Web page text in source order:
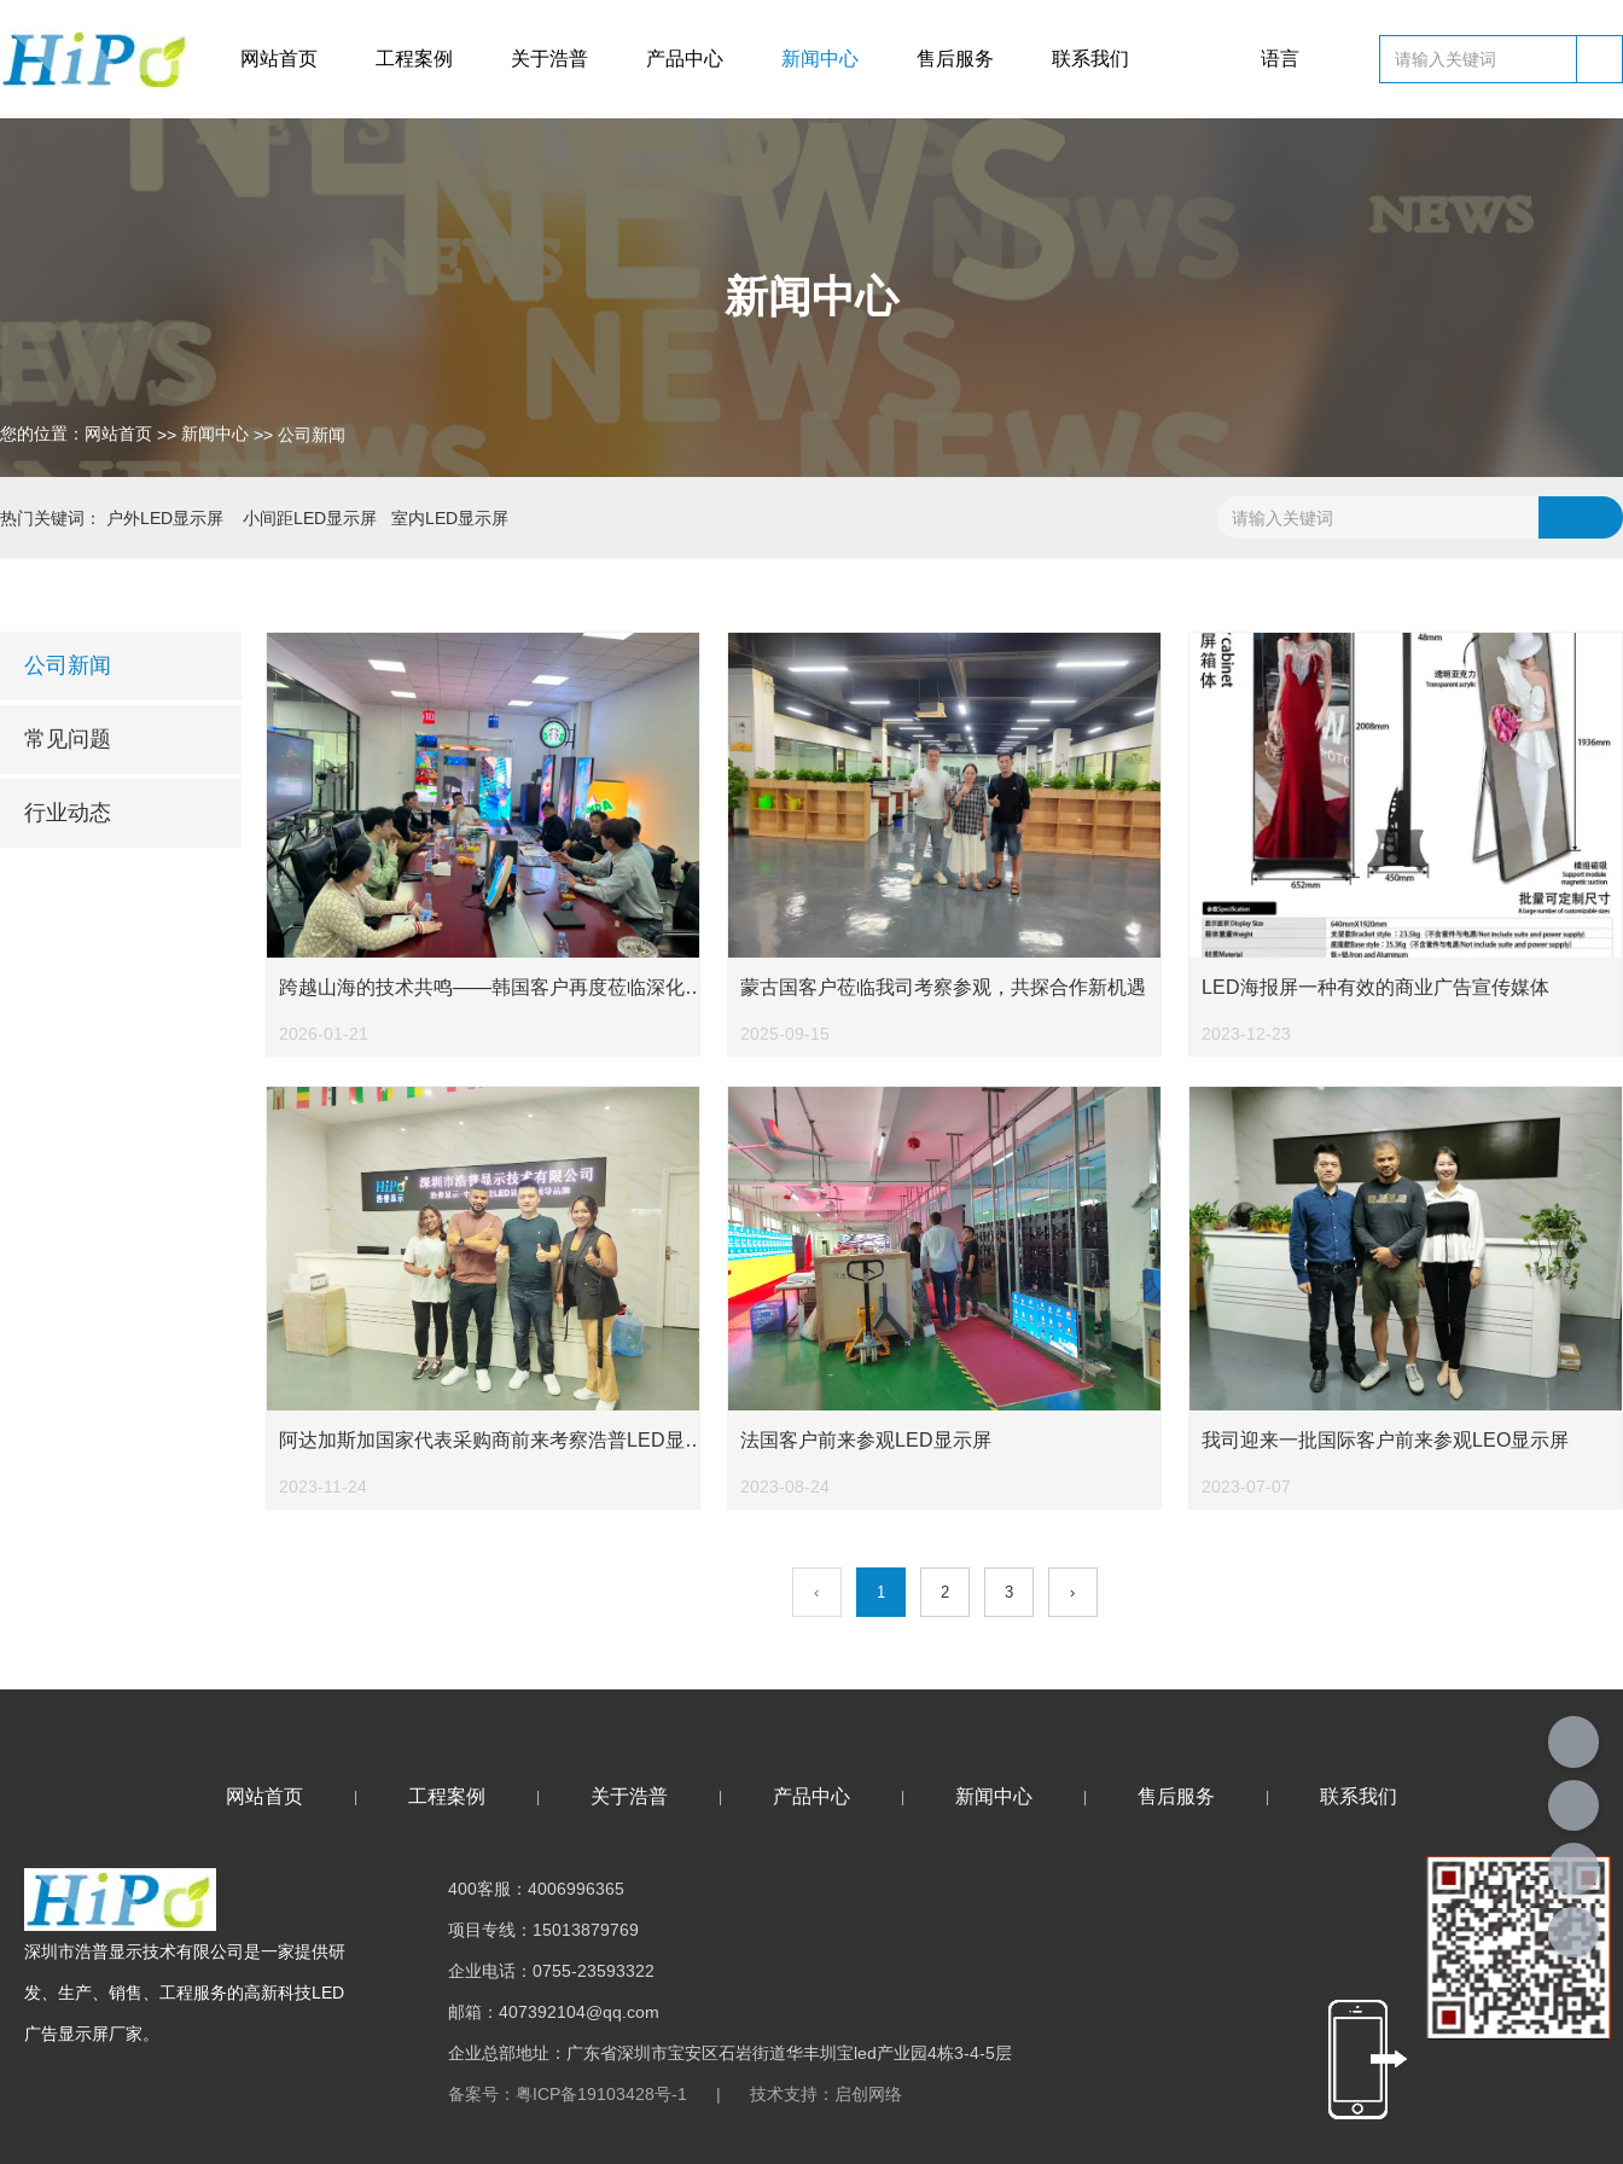
网站首页 工程案例 关于浩普 产品中心 新闻中心 售后服务 联系我们 英文
语言
新闻中心
您的位置：网站首页 >> 新闻中心 >> 公司新闻
热门关键词： 户外LED显示屏 小间距LED显示屏 室内LED显示屏
公司新闻
常见问题
行业动态
2026-01-21
跨越山海的技术共鸣——韩国客户再度莅临深化合
2025-09-15
蒙古国客户莅临我司考察参观，共探合作新机遇
2023-12-23
LED海报屏一种有效的商业广告宣传媒体
2023-11-24
阿达加斯加国家代表采购商前来考察浩普LED显示
2023-08-24
法国客户前来参观LED显示屏
2023-07-07
我司迎来一批国际客户前来参观LEO显示屏
‹ 1 2 3 ›
网站首页 | 工程案例 | 关于浩普 | 产品中心 | 新闻中心 | 售后服务 | 联系我们
深圳市浩普显示技术有限公司是一家提供研
发、生产、销售、工程服务的高新科技LED
广告显示屏厂家。
400客服：4006996365
项目专线：15013879769
企业电话：0755-23593322
邮箱：407392104@qq.com
企业总部地址：广东省深圳市宝安区石岩街道华丰圳宝led产业园4栋3-4-5层
备案号：粤ICP备19103428号-1 |技术支持：启创网络